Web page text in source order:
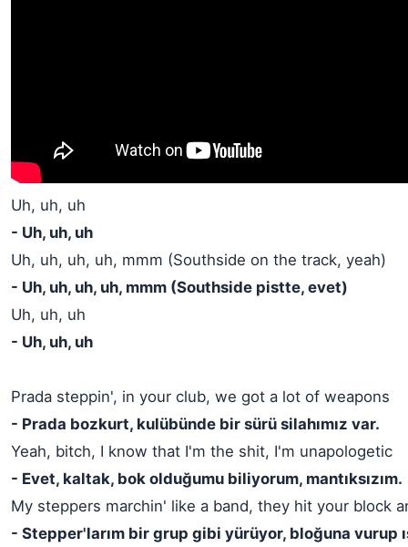
Uh, uh, uh
- Uh, uh, uh
Uh, uh, uh, uh, mmm (Southside on the track, yeah)
- Uh, uh, uh, uh, mmm (Southside pistte, evet)
Uh, uh, uh
- Uh, uh, uh
Prada steppin', in your club, we got a lot of weapons
- Prada bozkurt, kulübünde bir sürü silahımız var.
Yeah, bitch, I know that I'm the shit, I'm unapologetic
- Evet, kaltak, bok olduğumu biliyorum, mantıksızım.
My steppers marchin' like a band, they hit your block
- Stepper'larım bir grup gibi yürüyor, bloğuna vurup